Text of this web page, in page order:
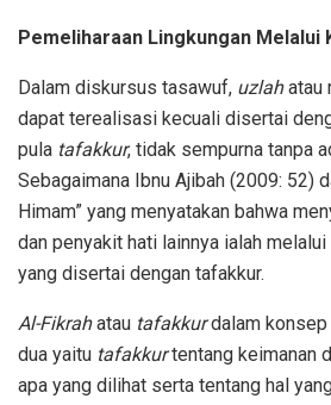
Pemeliharaan Lingkungan Melalui
Dalam diskursus tasawuf, uzlahatau
dapat terealisasi kecuali disertai
pula tafakkur, tidak sempurna tanpa
Sebagaimana Ibnu Ajibah (2009: 52)
Himam” yang menyatakan bahwa
dan penyakit hati lainnya ialah melalui
yang disertai dengan tafakkur.
Al-Fikrahatau tafakkurdalam konsep
dua yaitu tafakkurtentang keimanan
apa yang dilihat serta tentang hal